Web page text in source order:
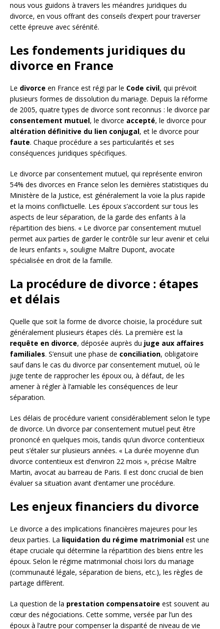
nous vous guidons à travers les méandres juridiques du
divorce, en vous offrant des conseils d’expert pour traverser
cette épreuve avec sérénité.
Les fondements juridiques du
divorce en France
Le divorce en France est régi par le Code civil, qui prévoit
plusieurs formes de dissolution du mariage. Depuis la réforme
de 2005, quatre types de divorce sont reconnus : le divorce par
consentement mutuel, le divorce accepté, le divorce pour
altération définitive du lien conjugal, et le divorce pour
faute. Chaque procédure a ses particularités et ses
conséquences juridiques spécifiques.
Le divorce par consentement mutuel, qui représente environ
54% des divorces en France selon les dernières statistiques du
Ministère de la Justice, est généralement la voie la plus rapide
et la moins conflictuelle. Les époux s’accordent sur tous les
aspects de leur séparation, de la garde des enfants à la
répartition des biens. « Le divorce par consentement mutuel
permet aux parties de garder le contrôle sur leur avenir et celui
de leurs enfants », souligne Maître Dupont, avocate
spécialisée en droit de la famille.
La procédure de divorce : étapes
et délais
Quelle que soit la forme de divorce choisie, la procédure suit
généralement plusieurs étapes clés. La première est la
requête en divorce, déposée auprès du juge aux affaires
familiales. S’ensuit une phase de conciliation, obligatoire
sauf dans le cas du divorce par consentement mutuel, où le
juge tente de rapprocher les époux ou, à défaut, de les
amener à régler à l’amiable les conséquences de leur
séparation.
Les délais de procédure varient considérablement selon le type
de divorce. Un divorce par consentement mutuel peut être
prononcé en quelques mois, tandis qu’un divorce contentieux
peut s’étaler sur plusieurs années. « La durée moyenne d’un
divorce contentieux est d’environ 22 mois », précise Maître
Martin, avocat au barreau de Paris. Il est donc crucial de bien
évaluer sa situation avant d’entamer une procédure.
Les enjeux financiers du divorce
Le divorce a des implications financières majeures pour les
deux parties. La liquidation du régime matrimonial est une
étape cruciale qui détermine la répartition des biens entre les
époux. Selon le régime matrimonial choisi lors du mariage
(communauté légale, séparation de biens, etc.), les règles de
partage diffèrent.
La question de la prestation compensatoire est souvent au
cœur des négociations. Cette somme, versée par l’un des
époux à l’autre pour compenser la disparité de niveau de vie